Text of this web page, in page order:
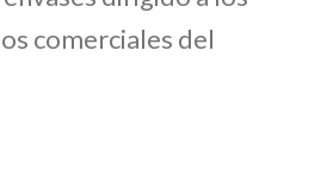
comerciales del